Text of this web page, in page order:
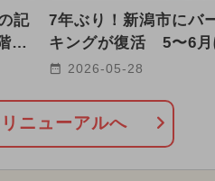
キャラクター
記
に
7年ぶり！新潟市にバ
キングが復活 5〜6月
て全国8店舗が続々オ
2026-05-28
ニューアルへ